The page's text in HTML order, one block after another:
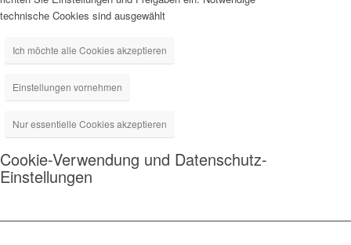
technische Cookies sind ausgewählt
Ich möchte alle Cookies akzeptieren
Einstellungen vornehmen
Nur essentielle Cookies akzeptieren
Cookie-Verwendung und Datenschutz-
Einstellungen